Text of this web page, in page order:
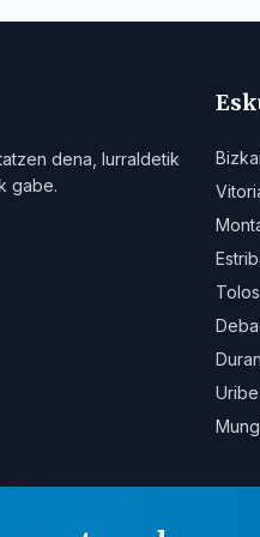
dena, lurraldetik
gabe.